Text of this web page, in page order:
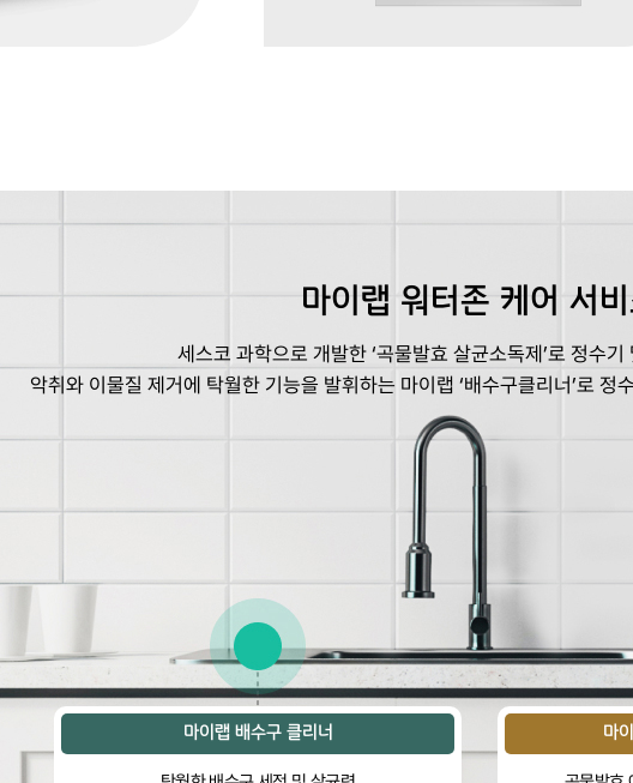
마이랩 워터존 케어 서
세스코 과학으로 개발한 ‘곡물발효 살균소독제’로 정수
악취와 이물질 제거에 탁월한 기능을 발휘하는 마이랩 ‘배수구클리너’로 정
마이랩 배수구 클리너 마